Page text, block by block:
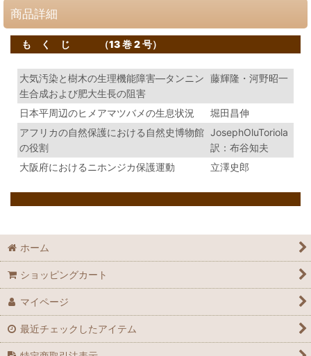
商品詳細
も く じ （13 巻 2 号）
大気汚染と樹木の生理機能障害―タンニン
生合成および肥大生長の阻害
藤輝隆・河野昭一
日本平周辺のヒメアマツバメの生息状況
堀田昌伸
アフリカの自然保護における自然史博物館
の役割
JosephOluToriola
訳：布谷知夫
大阪府におけるニホンジカ保護運動
立澤史郎
ホーム
ショッピングカート
マイページ
最近チェックしたアイテム